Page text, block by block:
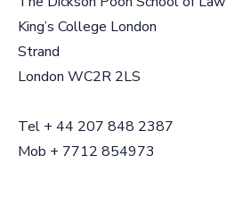
King’s College London
Strand
London WC2R 2LS
Tel + 44 207 848 2387
Mob + 7712 854973